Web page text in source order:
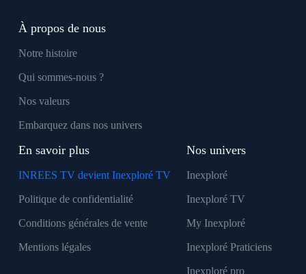
À propos de nous
Notre histoire
Qui sommes-nous ?
Nos valeurs
Embarquez dans nos univers
En savoir plus
INREES TV devient Inexploré TV
Politique de confidentialité
Conditions générales de vente
Mentions légales
Nos univers
Inexploré
Inexploré TV
My Inexploré
Inexploré Praticiens
Inexploré pro